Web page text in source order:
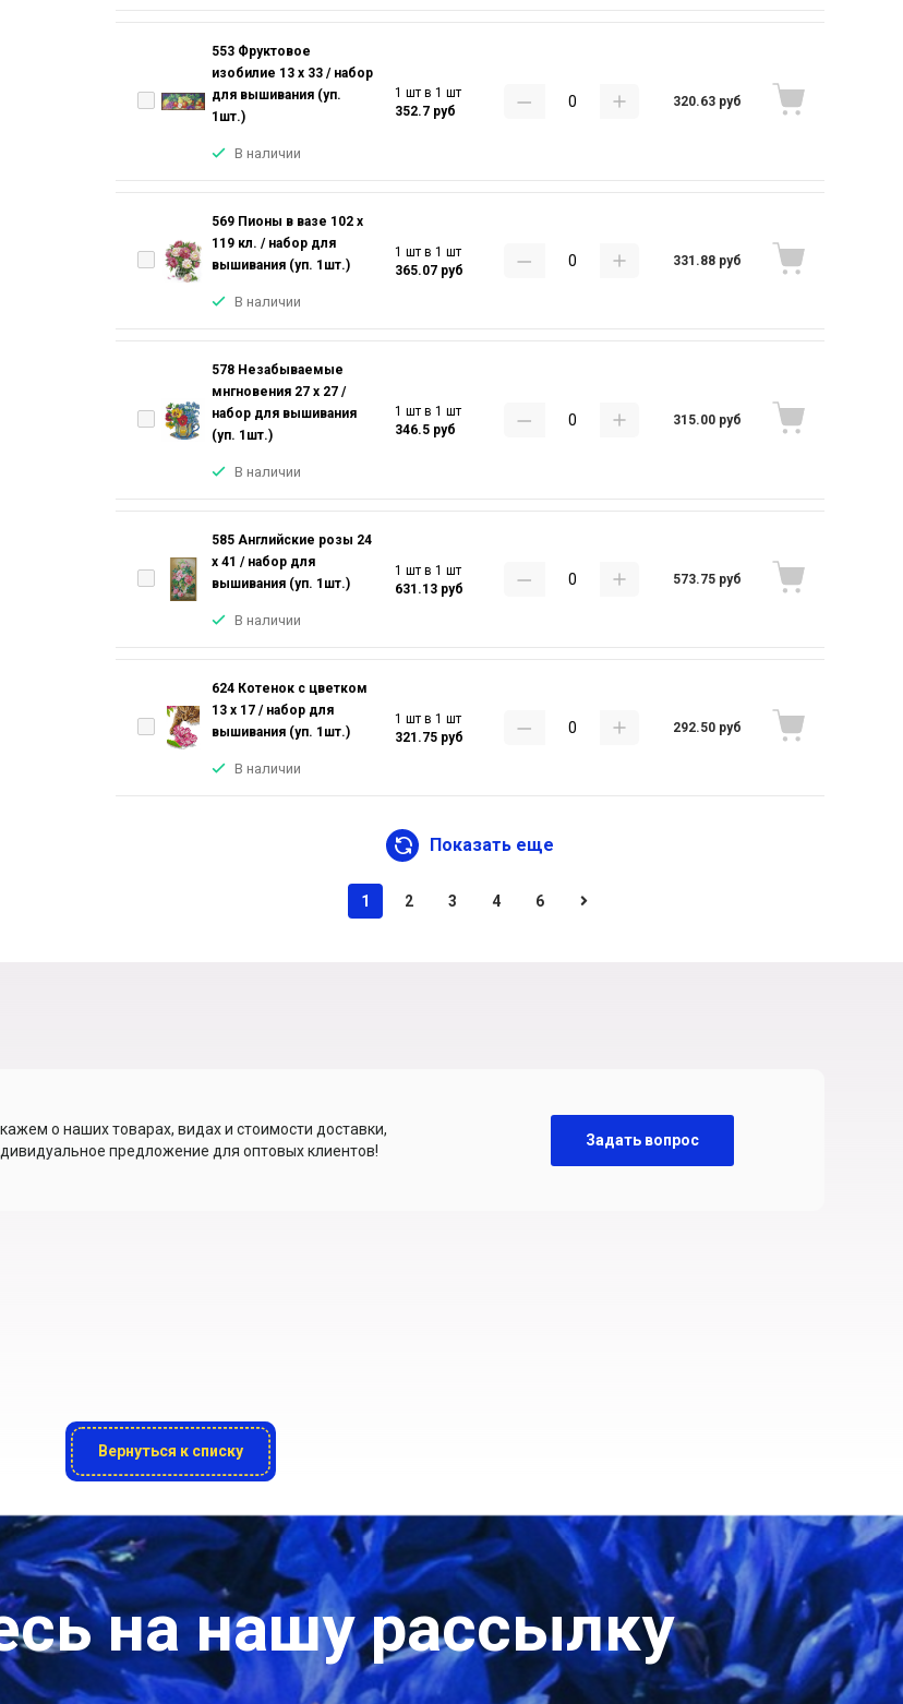
553 Фруктовое
изобилие 13 х 33 / набор
для вышивания (уп.
1шт.)
В наличии
1 шт в 1 шт
352.7 руб
320.63 руб
569 Пионы в вазе 102 х
119 кл. / набор для
вышивания (уп. 1шт.)
В наличии
1 шт в 1 шт
365.07 руб
331.88 руб
578 Незабываемые
мнгновения 27 х 27 /
набор для вышивания
(уп. 1шт.)
В наличии
1 шт в 1 шт
346.5 руб
315.00 руб
585 Английские розы 24
х 41 / набор для
вышивания (уп. 1шт.)
В наличии
1 шт в 1 шт
631.13 руб
573.75 руб
624 Котенок с цветком
13 х 17 / набор для
вышивания (уп. 1шт.)
В наличии
1 шт в 1 шт
321.75 руб
292.50 руб
Показать еще
1 2 3 4 6
о наших товарах, видах и стоимости доставки,
предложение для оптовых клиентов!
Задать вопрос
Вернуться к списку
на нашу рассылку